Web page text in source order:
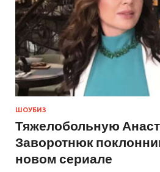
ШОУБИЗ
Тяжелобольную
Заворотнюк
новом сериале